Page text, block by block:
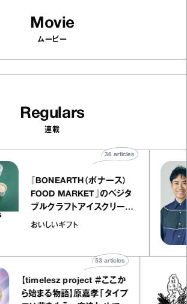
Movie
ムービー
Regulars
連載
『BONEARTH（ボナース）
FOOD MARKET』のベジタ
ブルクラフトアイスクリーム
｜真野知子の「おいしいギフ
おいしいギフト
36articles
【timelesz project ＃ここか
ら始まる物語】原嘉孝「タイプ
articles